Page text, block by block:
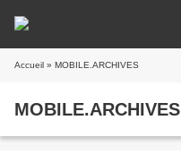
Accueil » MOBILE.ARCHIVES
MOBILE.ARCHIVES